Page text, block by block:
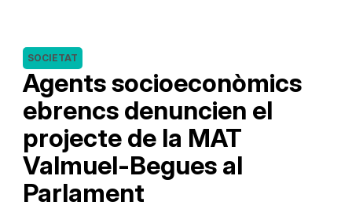
Agents socioeconòmics
ebrencs denuncien el
projecte de la MAT
Valmuel-Begues al
Parlament
SOCIETAT